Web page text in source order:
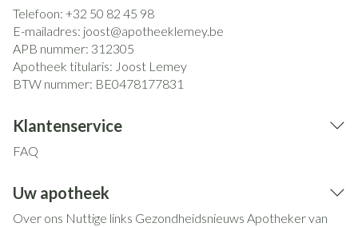
Telefoon: +32 50 82 45 98
E-mailadres: joost@apotheeklemey.be
APB nummer: 312305
Apotheek titularis: Joost Lemey
BTW nummer: BE0478177831
Klantenservice
FAQ
Uw apotheek
Over ons Nuttige links Gezondheidsnieuws Apotheker van